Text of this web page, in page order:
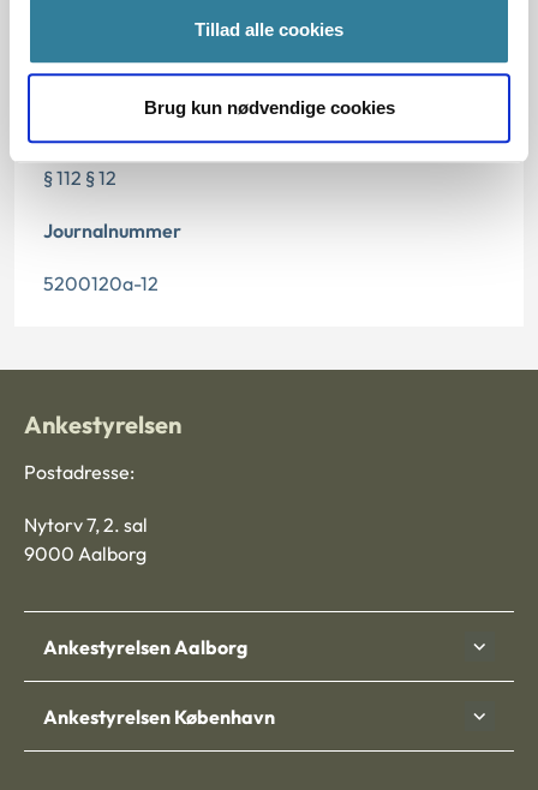
Tillad alle cookies
Brug kun nødvendige cookies
Offentliggørelsesdato
04.12.2013
§ 112 § 12
Journalnummer
5200120a-12
Ankestyrelsen
Postadresse:
Nytorv 7, 2. sal
9000 Aalborg
Ankestyrelsen Aalborg
Ankestyrelsen København